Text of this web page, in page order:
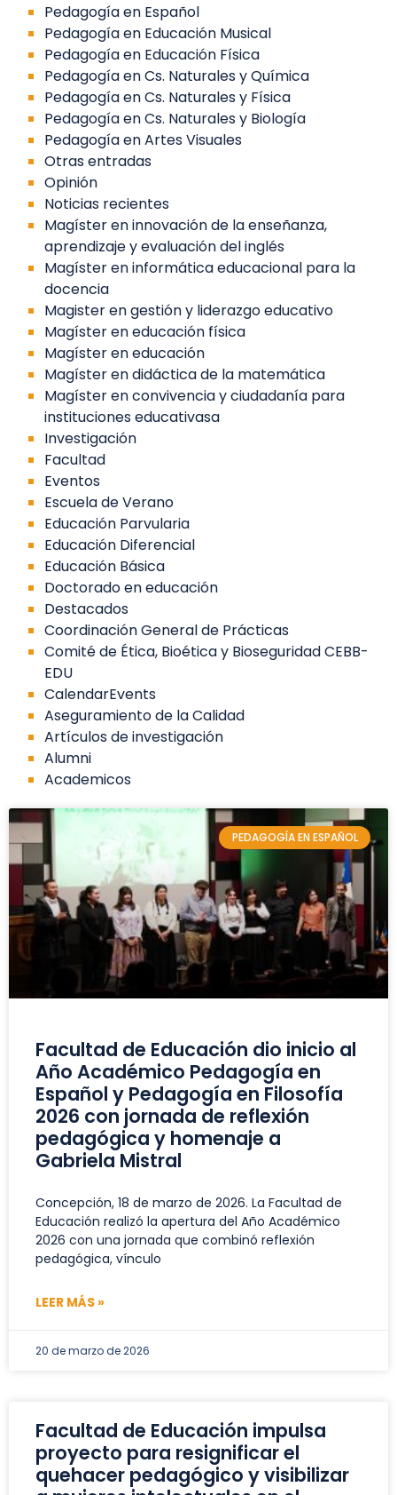
Pedagogía en Español
Pedagogía en Educación Musical
Pedagogía en Educación Física
Pedagogía en Cs. Naturales y Química
Pedagogía en Cs. Naturales y Física
Pedagogía en Cs. Naturales y Biología
Pedagogía en Artes Visuales
Otras entradas
Opinión
Noticias recientes
Magíster en innovación de la enseñanza,
aprendizaje y evaluación del inglés
Magíster en informática educacional para la
docencia
Magister en gestión y liderazgo educativo
Magíster en educación física
Magíster en educación
Magíster en didáctica de la matemática
Magíster en convivencia y ciudadanía para
instituciones educativasa
Investigación
Facultad
Eventos
Escuela de Verano
Educación Parvularia
Educación Diferencial
Educación Básica
Doctorado en educación
Destacados
Coordinación General de Prácticas
Comité de Ética, Bioética y Bioseguridad CEBB-
EDU
CalendarEvents
Aseguramiento de la Calidad
Artículos de investigación
Alumni
Academicos
PEDAGOGÍA EN ESPAÑOL
Facultad de Educación dio inicio al
Año Académico Pedagogía en
Español y Pedagogía en Filosofía
2026 con jornada de reflexión
pedagógica y homenaje a
Gabriela Mistral
Concepción, 18 de marzo de 2026. La Facultad de
Educación realizó la apertura del Año Académico
2026 con una jornada que combinó reflexión
pedagógica, vínculo
LEER MÁS »
20 de marzo de 2026
Facultad de Educación impulsa
proyecto para resignificar el
quehacer pedagógico y visibilizar